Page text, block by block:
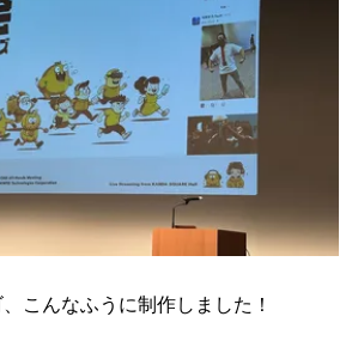
こんなふうに制作しました！